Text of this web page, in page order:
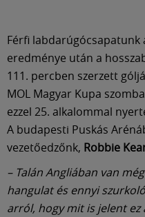
Férfi labdarúgócsapatunk
eredménye után a
111. percben szerzett
MOL Magyar Kupa
ezzel 25. alkalommal
A budapesti Puskás
vezetőedzőnk, Robbie
– Talán Angliában van
hangulat és ennyi
arról, hogy mit is jelent
Shop
Közösség
Múzeum
English